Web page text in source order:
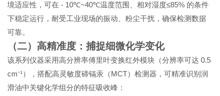
境适应性，可在- 10℃~40℃温度范围、相对湿度≤85% 的条件
下稳定运行，耐受工业现场的振动、粉尘干扰，确保检测数据
可靠。
（二）高精准度：捕捉细微化学变化
该系列仪器采用高分辨率傅里叶变换红外模块（分辨率可达 0.5
cm⁻¹），搭配高灵敏度碲镉汞（MCT）检测器，可精准识别润
滑油中关键化学组分的特征吸收峰：